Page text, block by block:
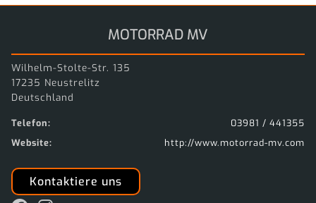
MOTORRAD MV
Wilhelm-Stolte-Str. 135
17235 Neustrelitz
Deutschland
Telefon:
03981 / 441355
Website:
http://www.motorrad-mv.com
Kontaktiere uns